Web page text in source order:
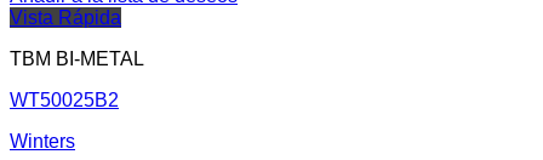
Vista Rápida
TBM BI-METAL
WT50025B2
Winters